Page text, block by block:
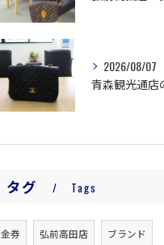
2026/08/07
タグ Tags
金券 弘前高田店 ブランド